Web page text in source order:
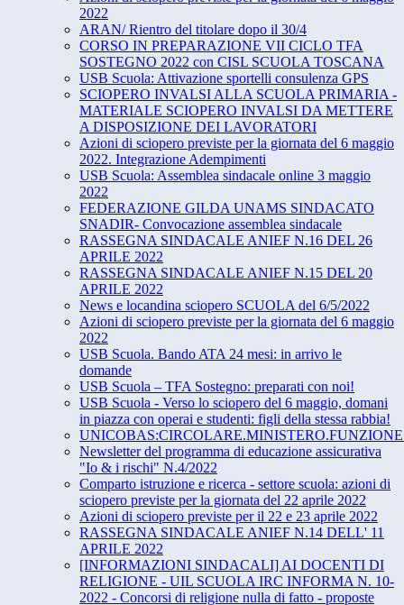
2022
ARAN/ Rientro del titolare dopo il 30/4
CORSO IN PREPARAZIONE VII CICLO TFA
SOSTEGNO 2022 con CISL SCUOLA TOSCANA
USB Scuola: Attivazione sportelli consulenza GPS
SCIOPERO INVALSI ALLA SCUOLA PRIMARIA -
MATERIALE SCIOPERO INVALSI DA METTERE
A DISPOSIZIONE DEI LAVORATORI
Azioni di sciopero previste per la giornata del 6 maggio
2022. Integrazione Adempimenti
USB Scuola: Assemblea sindacale online 3 maggio
2022
FEDERAZIONE GILDA UNAMS SINDACATO
SNADIR- Convocazione assemblea sindacale
RASSEGNA SINDACALE ANIEF N.16 DEL 26
APRILE 2022
RASSEGNA SINDACALE ANIEF N.15 DEL 20
APRILE 2022
News e locandina sciopero SCUOLA del 6/5/2022
Azioni di sciopero previste per la giornata del 6 maggio
2022
USB Scuola. Bando ATA 24 mesi: in arrivo le
domande
USB Scuola – TFA Sostegno: preparati con noi!
USB Scuola - Verso lo sciopero del 6 maggio, domani
in piazza con operai e studenti: figli della stessa rabbia!
Newsletter del programma di educazione assicurativa
"Io & i rischi" N.4/2022
Comparto istruzione e ricerca - settore scuola: azioni di
sciopero previste per la giornata del 22 aprile 2022
Azioni di sciopero previste per il 22 e 23 aprile 2022
RASSEGNA SINDACALE ANIEF N.14 DELL' 11
APRILE 2022
[INFORMAZIONI SINDACALI] AI DOCENTI DI
RELIGIONE - UIL SCUOLA IRC INFORMA N. 10-
2022 - Concorsi di religione nulla di fatto - proposte